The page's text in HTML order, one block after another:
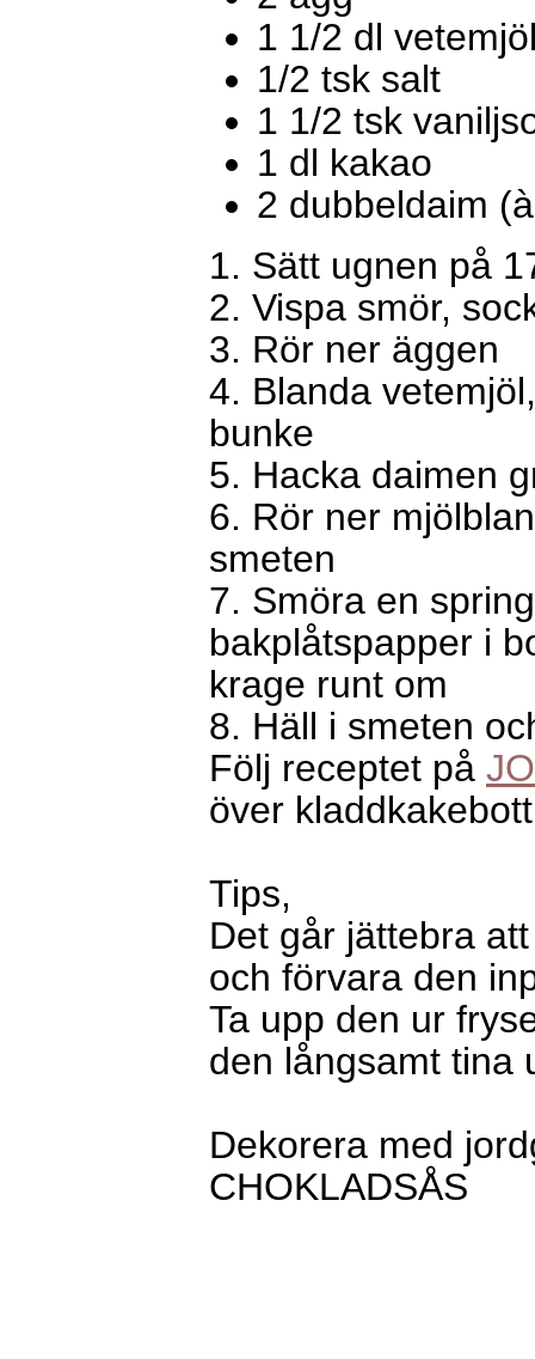
1 1/2 dl
1/2 tsk salt
1 1/2 tsk
1 dl kakao
2 dubbeldaim
1. Sätt ugnen
2. Vispa smör,
3. Rör ner äggen
4. Blanda
bunke
5. Hacka
6. Rör ner
smeten
7. Smöra en
bakplåtspapper i
krage runt
8. Häll i smeten
Följ receptet på
över
Tips,
Det går jättebra
och förvara den
Ta upp den ur
den långsamt tina
Dekorera med
CHOKLADSÅS